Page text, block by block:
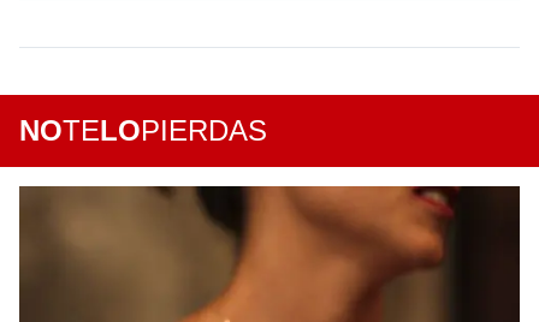
NOTELOPIERDAS